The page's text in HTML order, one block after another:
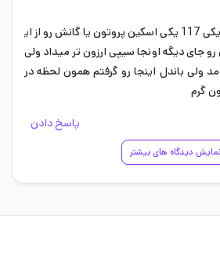
من اومدم دوتا باندل رو یکی 117 یکی اسکین پروتون یا گانش رو از ای
جای دیگه اونجا سیپی ارزون تر میداد ولی
ولی باندل اینجا رو گرفتم همون لحظه در
گرم
پاسخ دادن
نمایش دیدگاه های بیشتر